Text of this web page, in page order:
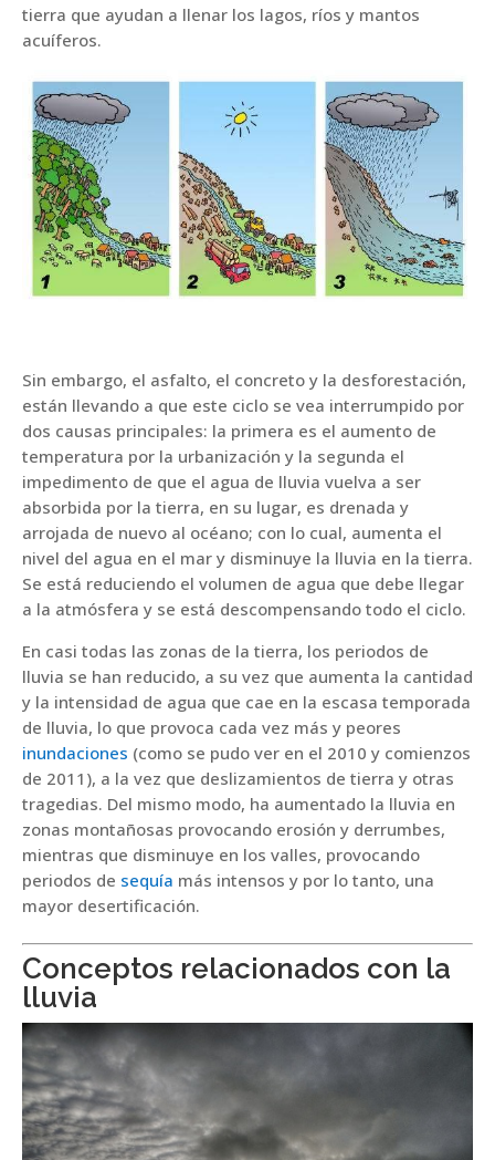
tierra que ayudan a llenar los lagos, ríos y mantos
acuíferos.
Sin embargo, el asfalto, el concreto y la desforestación,
están llevando a que este ciclo se vea interrumpido por
dos causas principales: la primera es el aumento de
temperatura por la urbanización y la segunda el
impedimento de que el agua de lluvia vuelva a ser
absorbida por la tierra, en su lugar, es drenada y
arrojada de nuevo al océano; con lo cual, aumenta el
nivel del agua en el mar y disminuye la lluvia en la tierra.
Se está reduciendo el volumen de agua que debe llegar
a la atmósfera y se está descompensando todo el ciclo.
En casi todas las zonas de la tierra, los periodos de
lluvia se han reducido, a su vez que aumenta la cantidad
y la intensidad de agua que cae en la escasa temporada
de lluvia, lo que provoca cada vez más y peores
inundaciones (como se pudo ver en el 2010 y comienzos
de 2011), a la vez que deslizamientos de tierra y otras
tragedias. Del mismo modo, ha aumentado la lluvia en
zonas montañosas provocando erosión y derrumbes,
mientras que disminuye en los valles, provocando
periodos de sequía más intensos y por lo tanto, una
mayor desertificación.
Conceptos relacionados con la
lluvia